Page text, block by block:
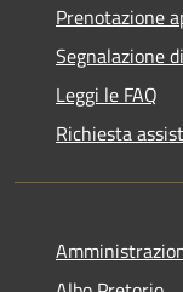
Prenotazione
Segnalazione
Leggi le FAQ
Richiesta